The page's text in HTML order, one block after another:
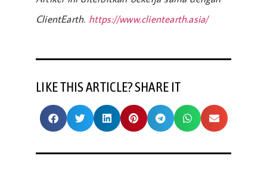
ClientEarth. https://www.clientearth.asia/
LIKE THIS ARTICLE? SHARE IT